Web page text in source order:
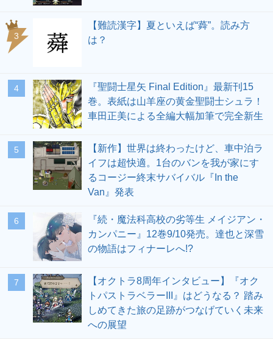
3
【難読漢字】夏といえば“蕣”。読み方
は？
4
『聖闘士星矢 Final Edition』最新刊15
巻。表紙は山羊座の黄金聖闘士シュラ！
車田正美による全編大幅加筆で完全新生
5
【新作】世界は終わったけど、車中泊ラ
イフは超快適。1台のバンを我が家にす
るコージー終末サバイバル『In the
Van』発表
6
『続・魔法科高校の劣等生 メイジアン・
カンパニー』12巻9/10発売。達也と深雪
の物語はフィナーレへ!?
7
【オクトラ8周年インタビュー】『オク
トパストラベラーIII』はどうなる？ 踏み
しめてきた旅の足跡がつなげていく未来
への展望